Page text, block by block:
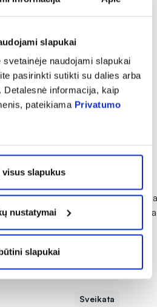
slapukai
naudojami slapukai
pasirinkti sutikti su dalies arba
informacija, kaip
pateikiama Privatumo
visus slapukus
nustatymai
slapukai
% PAPILDOMA
Sveikata